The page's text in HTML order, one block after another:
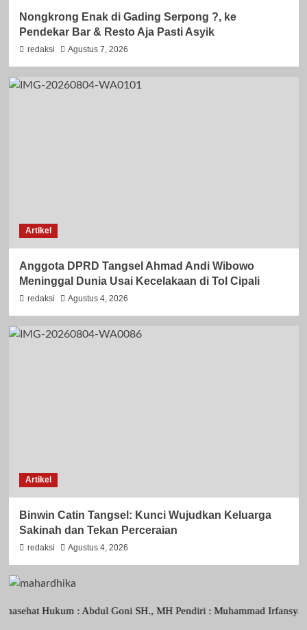
Nongkrong Enak di Gading Serpong ?, ke
Pendekar Bar & Resto Aja Pasti Asyik
redaksi Agustus 7, 2026
Artikel
Anggota DPRD Tangsel Ahmad Andi Wibowo
Meninggal Dunia Usai Kecelakaan di Tol Cipali
redaksi Agustus 4, 2026
Artikel
Binwin Catin Tangsel: Kunci Wujudkan Keluarga
Sakinah dan Tekan Perceraian
redaksi Agustus 4, 2026
Hukum : Abdul Goni SH., MH Pendiri : Muhammad Irfansyah,